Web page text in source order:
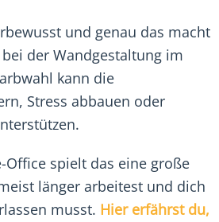
und genau das macht
der Wandgestaltung im
kann die
Stress abbauen oder
spielt das eine große
länger arbeitest und dich
musst. Hier erfährst du,